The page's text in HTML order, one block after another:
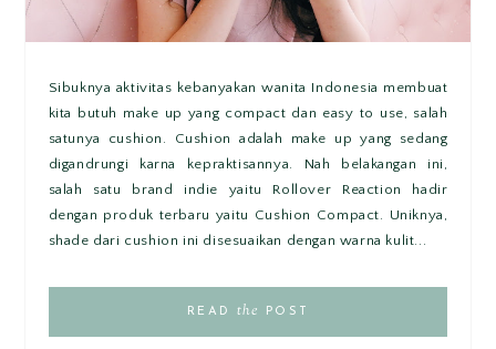
Sibuknya aktivitas kebanyakan wanita Indonesia membuat
kita butuh make up yang compact dan easy to use, salah
satunya cushion. Cushion adalah make up yang sedang
digandrungi karna kepraktisannya. Nah belakangan ini,
salah satu brand indie yaitu Rollover Reaction hadir
dengan produk terbaru yaitu Cushion Compact. Uniknya,
shade dari cushion ini disesuaikan dengan warna kulit...
READ the POST